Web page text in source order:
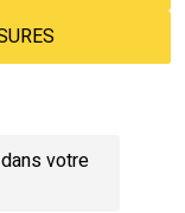
votre